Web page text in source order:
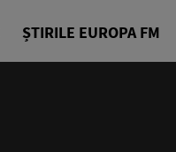
ȘTIRILE EUROPA FM